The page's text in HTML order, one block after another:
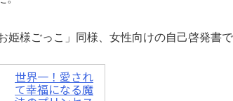
姫様ごっこ」同様、女性向けの自己啓発書で
世界一！愛され
て幸福になる魔